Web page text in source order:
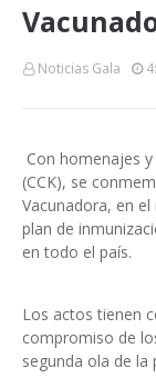
Noticias Gala
Con homenajes
(CCK), se
Vacunadora, en
plan de
en todo el país.
Los actos tienen
compromiso de
segunda ola de la